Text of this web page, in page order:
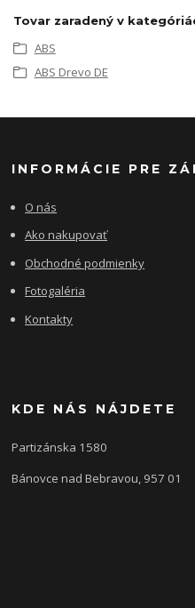
Tovar zaradený v
ABS
ABS Drevo DE
INFORMÁCIE PRE
O nás
Ako nakupovať
Obchodné podmienky
Fotogaléria
Kontakty
KDE NÁS NÁJDETE
Partizánska 1580
Bánovce nad Bebravou, 957 01